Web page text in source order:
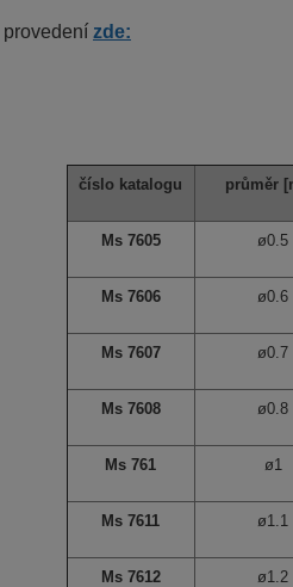
provedení zde:
číslo katalogu průměr
Ms 7605 ø0.5
Ms 7606 ø0.6
Ms 7607 ø0.7
Ms 7608 ø0.8
Ms 761 ø1
Ms 7611 ø1.1
Ms 7612 ø1.2